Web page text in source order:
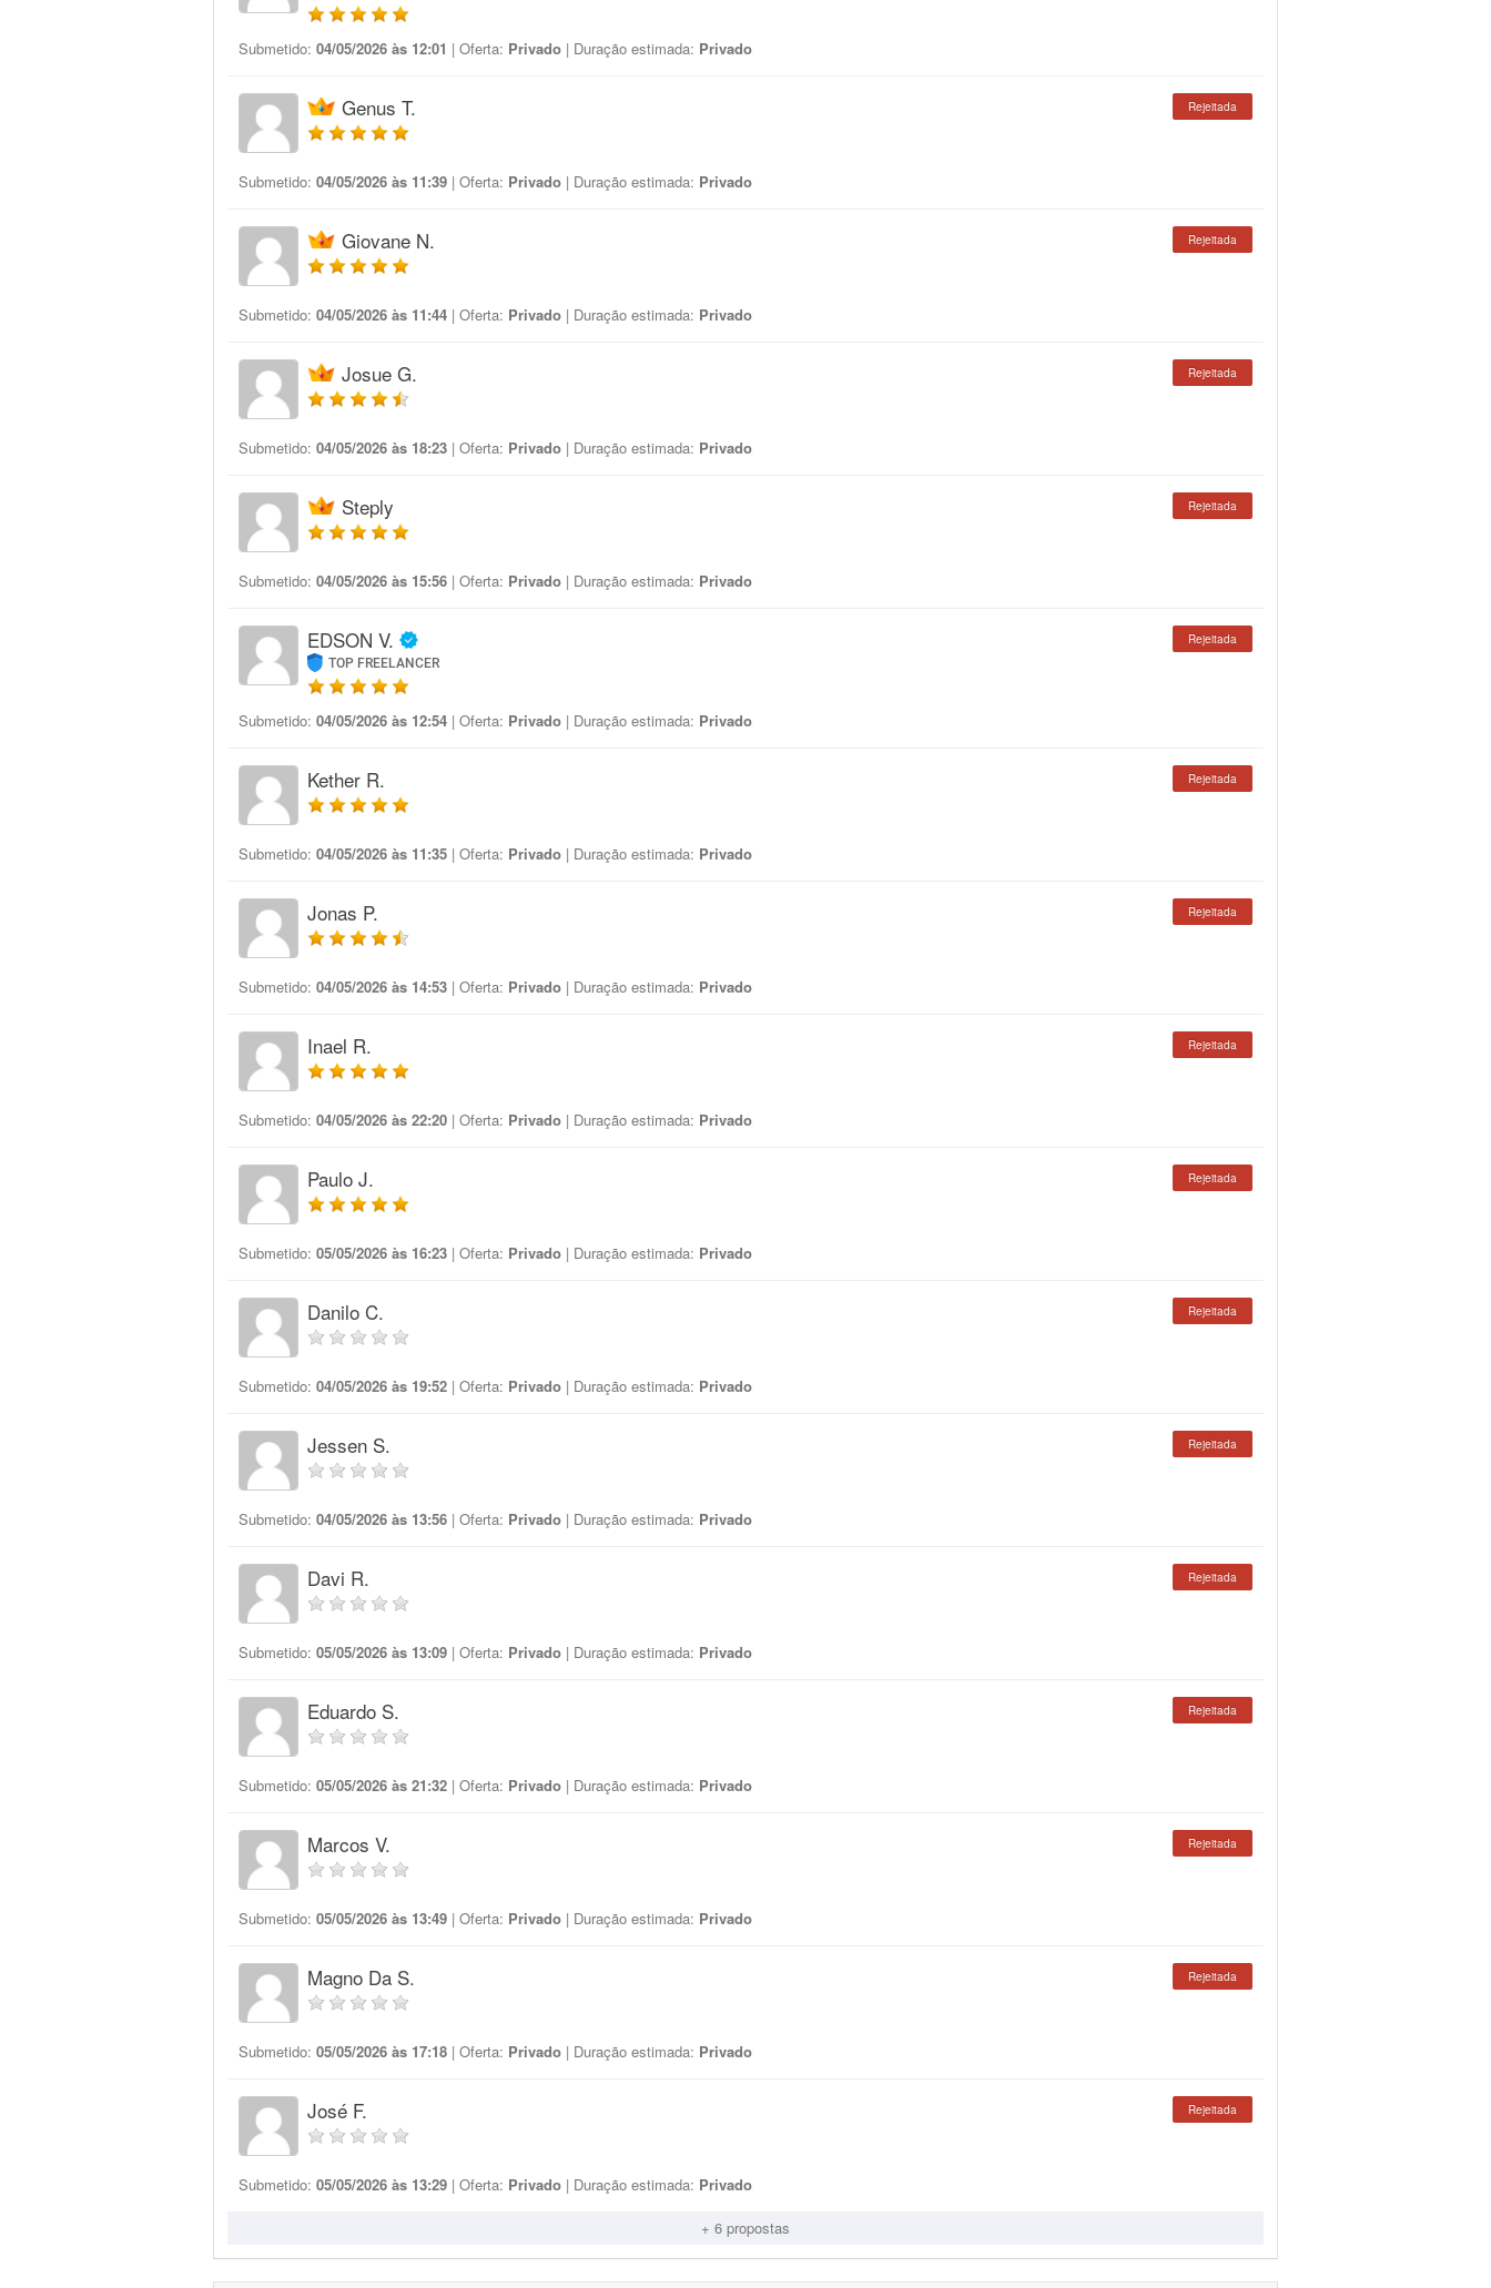
Submetido: 04/05/2026 às 12:01 | Oferta: Privado | Duração estimada: Privado
Genus T. Rejeitada
Submetido: 04/05/2026 às 11:39 | Oferta: Privado | Duração estimada: Privado
Giovane N. Rejeitada
Submetido: 04/05/2026 às 11:44 | Oferta: Privado | Duração estimada: Privado
Josue G. Rejeitada
Submetido: 04/05/2026 às 18:23 | Oferta: Privado | Duração estimada: Privado
Steply Rejeitada
Submetido: 04/05/2026 às 15:56 | Oferta: Privado | Duração estimada: Privado
EDSON V.
TOP FREELANCER
Rejeitada
Submetido: 04/05/2026 às 12:54 | Oferta: Privado | Duração estimada: Privado
Kether R. Rejeitada
Submetido: 04/05/2026 às 11:35 | Oferta: Privado | Duração estimada: Privado
Jonas P. Rejeitada
Submetido: 04/05/2026 às 14:53 | Oferta: Privado | Duração estimada: Privado
Inael R. Rejeitada
Submetido: 04/05/2026 às 22:20 | Oferta: Privado | Duração estimada: Privado
Paulo J. Rejeitada
Submetido: 05/05/2026 às 16:23 | Oferta: Privado | Duração estimada: Privado
Danilo C. Rejeitada
Submetido: 04/05/2026 às 19:52 | Oferta: Privado | Duração estimada: Privado
Jessen S. Rejeitada
Submetido: 04/05/2026 às 13:56 | Oferta: Privado | Duração estimada: Privado
Davi R. Rejeitada
Submetido: 05/05/2026 às 13:09 | Oferta: Privado | Duração estimada: Privado
Eduardo S. Rejeitada
Submetido: 05/05/2026 às 21:32 | Oferta: Privado | Duração estimada: Privado
Marcos V. Rejeitada
Submetido: 05/05/2026 às 13:49 | Oferta: Privado | Duração estimada: Privado
Magno Da S. Rejeitada
Submetido: 05/05/2026 às 17:18 | Oferta: Privado | Duração estimada: Privado
José F. Rejeitada
Submetido: 05/05/2026 às 13:29 | Oferta: Privado | Duração estimada: Privado
+ 6 propostas